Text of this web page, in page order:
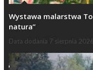
Wystawa malarstwa
natura”
Data dodania 7 sierpnia 2026